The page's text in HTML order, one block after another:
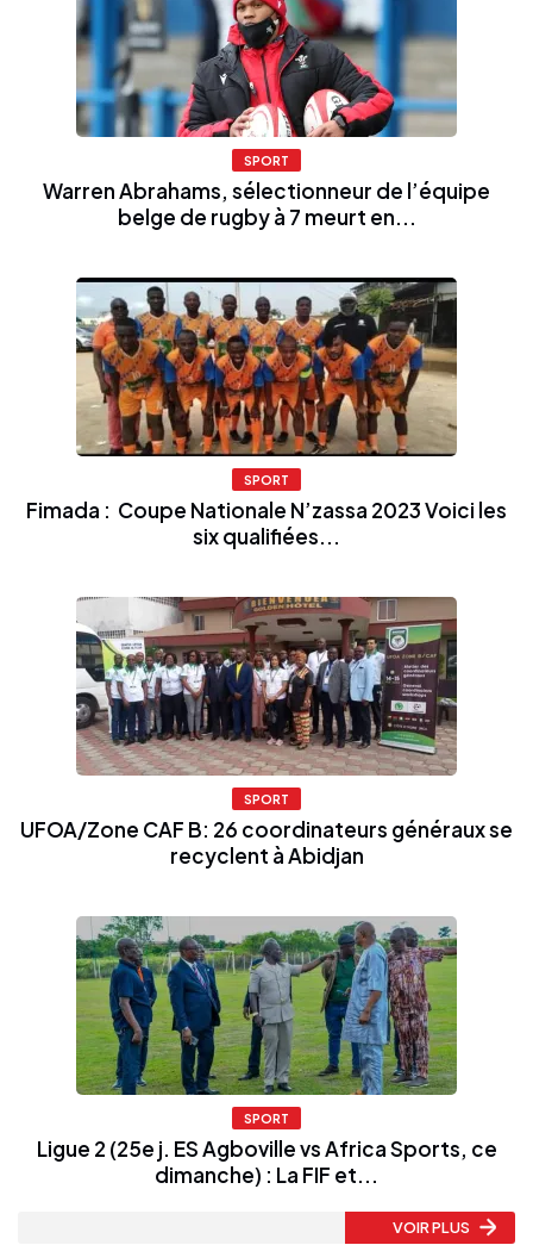
SPORT
Warren Abrahams, sélectionneur de l’équipe
belge de rugby à 7 meurt en...
SPORT
Fimada : Coupe Nationale N’zassa 2023 Voici les
six qualifiées...
SPORT
UFOA/Zone CAF B: 26 coordinateurs généraux se
recyclent à Abidjan
SPORT
Ligue 2 (25e j. ES Agboville vs Africa Sports, ce
dimanche) : La FIF et...
VOIR PLUS